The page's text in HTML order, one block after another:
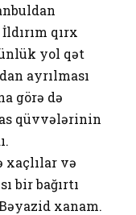
qırx
yol qət
ayrılması
görə də
qüvvələrinin
xaçlılar və
bir bağırtı
xanam.